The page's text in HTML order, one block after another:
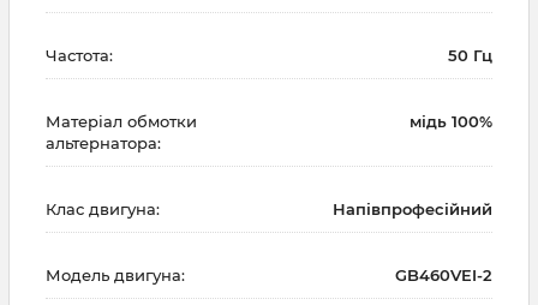
Частота: 50 Гц
Матеріал обмотки
альтернатора:
мідь 100%
Клас двигуна: Напівпрофесійний
Модель двигуна: GB460VEI-2